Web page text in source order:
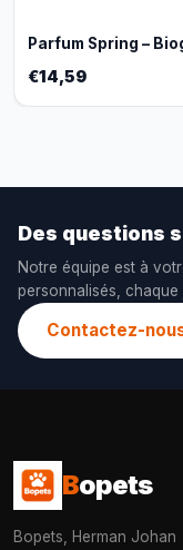
Parfum Spring –
€14,59
Des questions
Notre équipe est à
personnalisés, chaque
Contactez-
Bopets
Bopets, Herman Johan